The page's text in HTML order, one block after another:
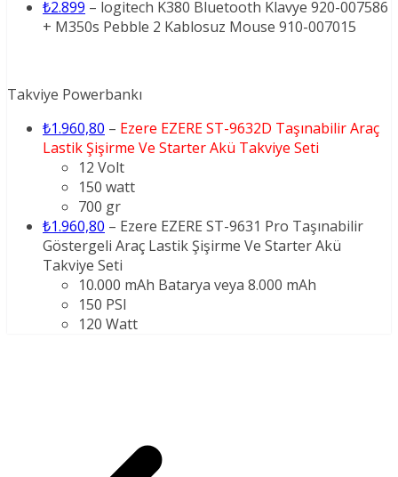
₺2.899 – logitech K380 Bluetooth Klavye 920-007586
+ M350s Pebble 2 Kablosuz Mouse 910-007015
Takviye Powerbankı
₺1.960,80 – Ezere EZERE ST-9632D Taşınabilir Araç
Lastik Şişirme Ve Starter Akü Takviye Seti
12 Volt
150 watt
700 gr
₺1.960,80 – Ezere EZERE ST-9631 Pro Taşınabilir
Göstergeli Araç Lastik Şişirme Ve Starter Akü
Takviye Seti
10.000 mAh Batarya veya 8.000 mAh
150 PSI
120 Watt